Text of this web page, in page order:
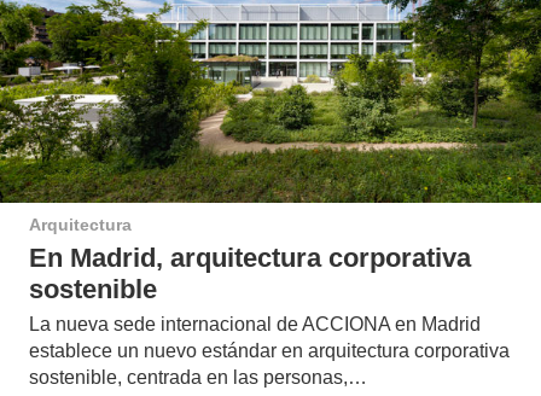
Arquitectura
En Madrid, arquitectura corporativa
sostenible
La nueva sede internacional de ACCIONA en Madrid
establece un nuevo estándar en arquitectura corporativa
sostenible, centrada en las personas,…